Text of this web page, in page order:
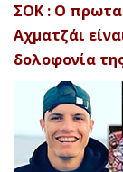
ΣΟΚ : Ο
Αχματζάι
δολοφονία